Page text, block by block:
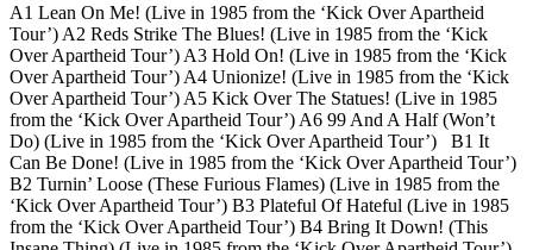
A1 Lean On Me! (Live in 1985 from the ‘Kick Over Apartheid
Tour’) A2 Reds Strike The Blues! (Live in 1985 from the ‘Kick
Over Apartheid Tour’) A3 Hold On! (Live in 1985 from the ‘Kick
Over Apartheid Tour’) A4 Unionize! (Live in 1985 from the ‘Kick
Over Apartheid Tour’) A5 Kick Over The Statues! (Live in 1985
from the ‘Kick Over Apartheid Tour’) A6 99 And A Half (Won’t
Do) (Live in 1985 from the ‘Kick Over Apartheid Tour’) B1 It
Can Be Done! (Live in 1985 from the ‘Kick Over Apartheid Tour’)
B2 Turnin’ Loose (These Furious Flames) (Live in 1985 from the
‘Kick Over Apartheid Tour’) B3 Plateful Of Hateful (Live in 1985
from the ‘Kick Over Apartheid Tour’) B4 Bring It Down! (This